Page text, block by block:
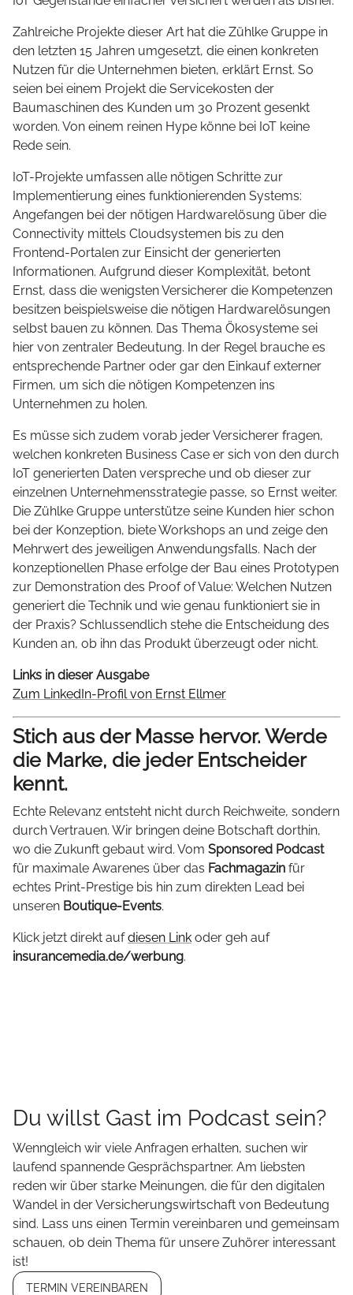
Zahlreiche Projekte dieser Art hat die Zühlke Gruppe in
den letzten 15 Jahren umgesetzt, die einen konkreten
Nutzen für die Unternehmen bieten, erklärt Ernst. So
seien bei einem Projekt die Servicekosten der
Baumaschinen des Kunden um 30 Prozent gesenkt
worden. Von einem reinen Hype könne bei IoT keine
Rede sein.
IoT-Projekte umfassen alle nötigen Schritte zur
Implementierung eines funktionierenden Systems:
Angefangen bei der nötigen Hardwarelösung über die
Connectivity mittels Cloudsystemen bis zu den
Frontend-Portalen zur Einsicht der generierten
Informationen. Aufgrund dieser Komplexität, betont
Ernst, dass die wenigsten Versicherer die Kompetenzen
besitzen beispielsweise die nötigen Hardwarelösungen
selbst bauen zu können. Das Thema Ökosysteme sei
hier von zentraler Bedeutung. In der Regel brauche es
entsprechende Partner oder gar den Einkauf externer
Firmen, um sich die nötigen Kompetenzen ins
Unternehmen zu holen.
Es müsse sich zudem vorab jeder Versicherer fragen,
welchen konkreten Business Case er sich von den durch
IoT generierten Daten verspreche und ob dieser zur
einzelnen Unternehmensstrategie passe, so Ernst weiter.
Die Zühlke Gruppe unterstütze seine Kunden hier schon
bei der Konzeption, biete Workshops an und zeige den
Mehrwert des jeweiligen Anwendungsfalls. Nach der
konzeptionellen Phase erfolge der Bau eines Prototypen
zur Demonstration des Proof of Value: Welchen Nutzen
generiert die Technik und wie genau funktioniert sie in
der Praxis? Schlussendlich stehe die Entscheidung des
Kunden an, ob ihn das Produkt überzeugt oder nicht.
Links in dieser Ausgabe
Zum LinkedIn-Profil von Ernst Ellmer
Stich aus der Masse hervor. Werde
die Marke, die jeder Entscheider
kennt.
Echte Relevanz entsteht nicht durch Reichweite, sondern
durch Vertrauen. Wir bringen deine Botschaft dorthin,
wo die Zukunft gebaut wird. Vom Sponsored Podcast
für maximale Awarenes über das Fachmagazin für
echtes Print-Prestige bis hin zum direkten Lead bei
unseren Boutique-Events.
Klick jetzt direkt aufdiesen Link oder geh auf
insurancemedia.de/werbung.
Du willst Gast im Podcast sein?
Wenngleich wir viele Anfragen erhalten, suchen wir
laufend spannende Gesprächspartner. Am liebsten
reden wir über starke Meinungen, die für den digitalen
Wandel in der Versicherungswirtschaft von Bedeutung
sind. Lass uns einen Termin vereinbaren und gemeinsam
schauen, ob dein Thema für unsere Zuhörer interessant
ist!
TERMIN VEREINBAREN